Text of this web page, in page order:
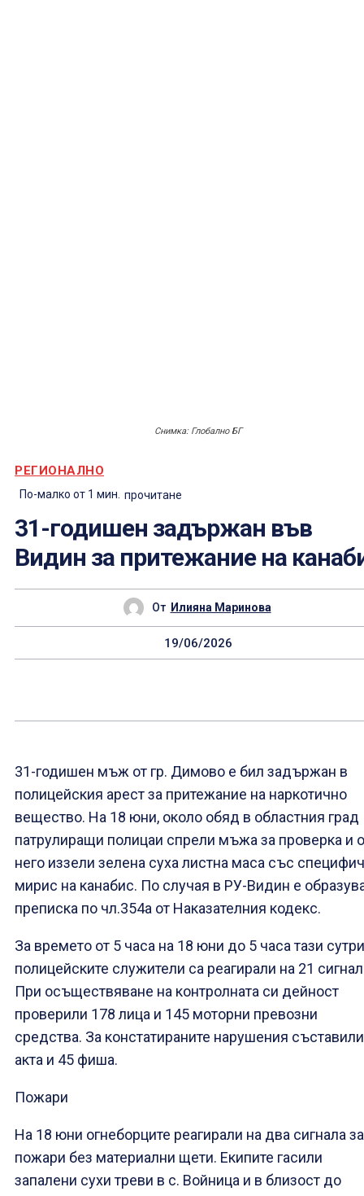
Снимка: Глобално БГ
РЕГИОНАЛНО
По-малко от 1 мин. прочитане
31-годишен задържан във
Видин за притежание на
От Илияна Маринова
19/06/2026
31-годишен мъж от гр. Димово е бил задържан в
полицейския арест за притежание на наркотично
вещество. На 18 юни, около обяд в областния град
патрулиращи полицаи спрели мъжа за проверка и
него иззели зелена суха листна маса със
мирис на канабис. По случая в РУ-Видин е
преписка по чл.354а от Наказателния кодекс.
За времето от 5 часа на 18 юни до 5 часа тази
полицейските служители са реагирали на 21
При осъществяване на контролната си дейност
проверили 178 лица и 145 моторни превозни
средства. За констатираните нарушения
акта и 45 фиша.
Пожари
На 18 юни огнеборците реагирали на два сигнала за
пожари без материални щети. Екипите гасили
запалени сухи треви в с. Войница и в близост до